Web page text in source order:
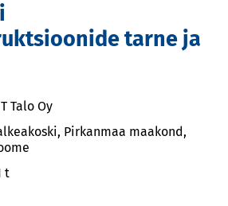
tarne ja
Talo Oy
Pirkanmaa maakond,
t